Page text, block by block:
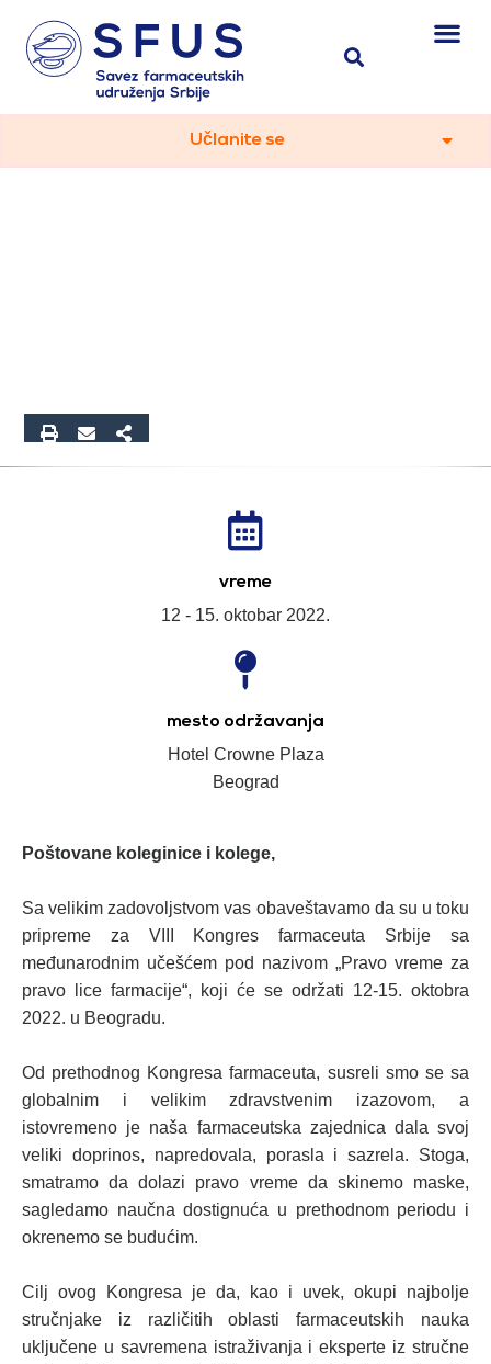
Učlanite se
Poštovane koleginice i kolege,
Sa velikim zadovoljstvom vas obaveštavamo da su u toku
pripreme za VIII Kongres farmaceuta Srbije sa
međunarodnim učešćem pod nazivom „Pravo vreme za
pravo lice farmacije“, koji će se održati 12-15. oktobra
2022. u Beogradu.
Od prethodnog Kongresa farmaceuta, susreli smo se sa
globalnim i velikim zdravstvenim izazovom, a
istovremeno je naša farmaceutska zajednica dala svoj
veliki doprinos, napredovala, porasla i sazrela. Stoga,
smatramo da dolazi pravo vreme da skinemo maske,
sagledamo naučna dostignuća u prethodnom periodu i
okrenemo se budućim.
Cilj ovog Kongresa je da, kao i uvek, okupi najbolje
stručnjake iz različitih oblasti farmaceutskih nauka
uključene u savremena istraživanja i eksperte iz stručne
vreme
12 - 15. oktobar 2022.
mesto održavanja
Hotel Crowne Plaza
Beograd